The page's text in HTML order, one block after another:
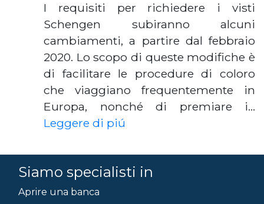
I requisiti per richiedere i visti
Schengen subiranno alcuni
cambiamenti, a partire dal febbraio
2020. Lo scopo di queste modifiche è
di facilitare le procedure di coloro
che viaggiano frequentemente in
Europa, nonché di premiare i…
Leggere di piú
Siamo specialisti in
Aprire una banca